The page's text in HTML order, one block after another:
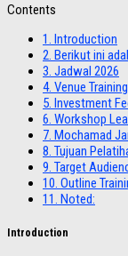
Contents
1. Introduction
2. Berikut ini
3. Jadwal 2026
4. Venue Training
5. Investment
6. Workshop
7. Mochamad
8. Tujuan
9. Target
10. Outline
11. Noted:
Introduction